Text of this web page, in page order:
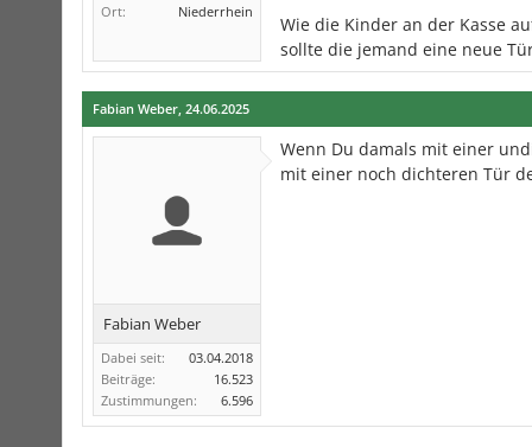
Ort:
Niederrhein
Wie die Kinder an der Kasse
sollte die jemand eine neue
Fabian Weber 24.06.2025
Fabian Weber
Dabei seit:
03.04.2018
Beiträge:
16.523
Zustimmungen:
6.596
Wenn Du damals mit einer
mit einer noch dichteren Tür